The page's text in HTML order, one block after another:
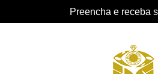
Preencha e receba